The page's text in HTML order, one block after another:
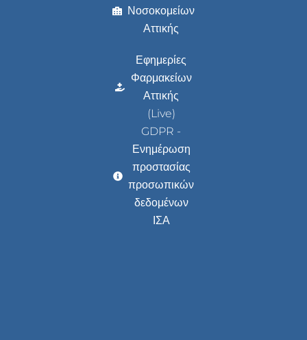
Νοσοκομείων
Αττικής
Εφημερίες
Φαρμακείων
Αττικής
(Live)
GDPR -
Ενημέρωση
προστασίας
προσωπικών
δεδομένων
ΙΣΑ